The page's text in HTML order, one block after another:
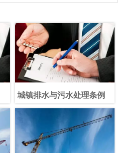
城镇排水与污水处理条例